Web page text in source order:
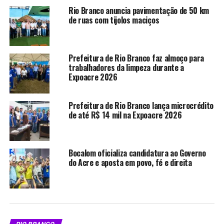
corrida, os participantes receberam medalhas e troféus
em um encerramento marcado pela defesa de uma
cultura de paz e empatia no trânsito.
Compartilhe isso:
Facebook
Telegram
Rio Branco anuncia pavimentação de 50 km
de ruas com tijolos maciços
Prefeitura de Rio Branco faz almoço para
trabalhadores da limpeza durante a
Expoacre 2026
Prefeitura de Rio Branco lança microcrédito
de até R$ 14 mil na Expoacre 2026
Bocalom oficializa candidatura ao Governo
do Acre e aposta em povo, fé e direita